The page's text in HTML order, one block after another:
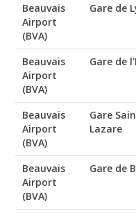
Beauvais
Airport
(BVA)
Gare de
Beauvais
Airport
(BVA)
Gare de
Beauvais
Airport
(BVA)
Gare
Lazare
Beauvais
Airport
(BVA)
Gare de